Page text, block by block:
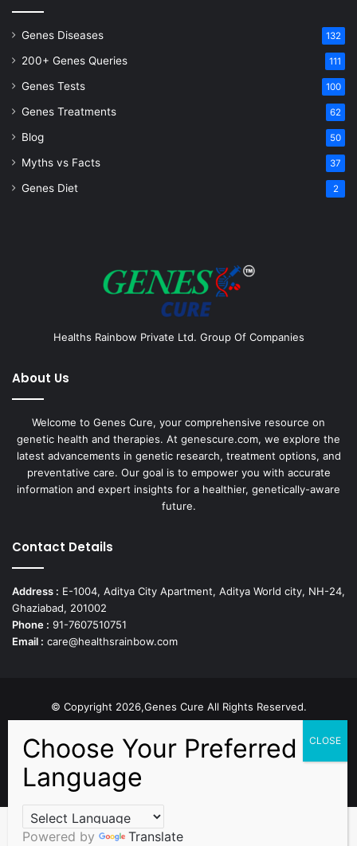
Genes Diseases 132
200+ Genes Queries 111
Genes Tests 100
Genes Treatments 62
Blog 50
Myths vs Facts 37
Genes Diet 2
Healths Rainbow Private Ltd. Group Of Companies
About Us
Welcome to Genes Cure, your comprehensive resource on
genetic health and therapies. At genescure.com, we explore the
latest advancements in genetic research, treatment options, and
preventative care. Our goal is to empower you with accurate
information and expert insights for a healthier, genetically-aware
future.
Contact Details
Address : E-1004, Aditya City Apartment, Aditya World city, NH-24,
Ghaziabad, 201002
Phone : 91-7607510751
Email : care@healthsrainbow.com
© Copyright 2026,Genes Cure All Rights Reserved.
Facebook
X
Powered by Translate